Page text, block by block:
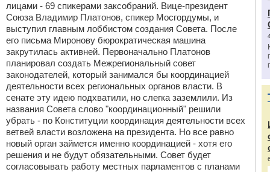
лицами - 69 спикерами заксобраний. Вице-президент
Союза Владимир Платонов, спикер Мосгордумы, и
выступил главным лоббистом создания Совета. После
его письма Миронову бюрократическая машина
закрутилась активней. Первоначально Платонов
планировал создать Межрегиональный совет
законодателей, который занимался бы координацией
деятельности всех региональных органов власти. В
сенате эту идею подхватили, но слегка заземлили. Из
названия Совета слово "координационный" решили
убрать - по Конституции координация деятельности всех
ветвей власти возложена на президента. Но все равно
новый орган займется именно координацией - хотя его
решения и не будут обязательными. Совет будет
согласовывать работу местных парламентов с планами